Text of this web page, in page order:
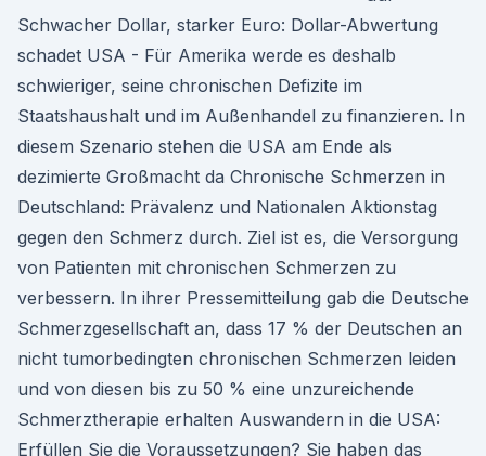
Schwacher Dollar, starker Euro: Dollar-Abwertung
schadet USA - Für Amerika werde es deshalb
schwieriger, seine chronischen Defizite im
Staatshaushalt und im Außenhandel zu finanzieren. In
diesem Szenario stehen die USA am Ende als
dezimierte Großmacht da Chronische Schmerzen in
Deutschland: Prävalenz und Nationalen Aktionstag
gegen den Schmerz durch. Ziel ist es, die Versorgung
von Patienten mit chronischen Schmerzen zu
verbessern. In ihrer Pressemitteilung gab die Deutsche
Schmerzgesellschaft an, dass 17 % der Deutschen an
nicht tumorbedingten chronischen Schmerzen leiden
und von diesen bis zu 50 % eine unzureichende
Schmerztherapie erhalten Auswandern in die USA:
Erfüllen Sie die Voraussetzungen? Sie haben das